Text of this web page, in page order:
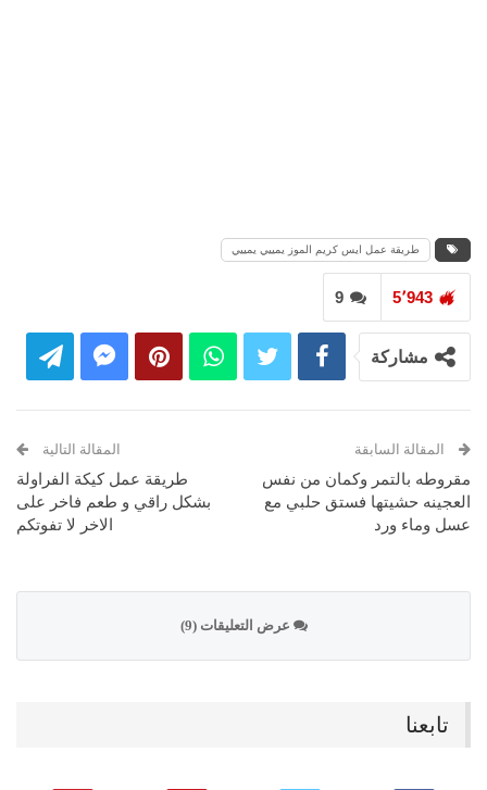
طريقة عمل ايس كريم الموز يمييي يمييي
9 5٬943
مشاركة
المقالة السابقة
مقروطه بالتمر وكمان من نفس
العجينه حشيتها فستق حلبي مع
عسل وماء ورد
المقالة التالية
طريقة عمل كيكة الفراولة
بشكل راقي و طعم فاخر على
الاخر لا تفوتكم
عرض التعليقات (9)
تابعنا